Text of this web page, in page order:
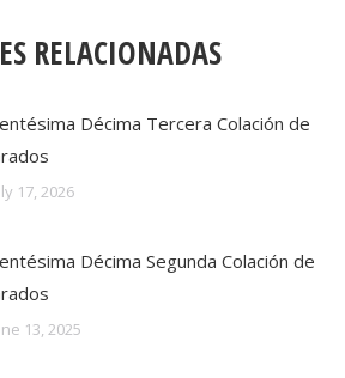
RELACIONADAS
Décima Tercera Colación de
17, 2026
Décima Segunda Colación de
13, 2025